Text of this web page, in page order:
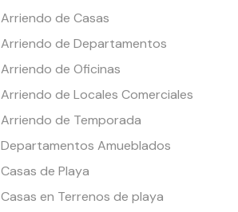
Arriendo de Casas
Arriendo de Departamentos
Arriendo de Oficinas
Arriendo de Locales Comerciales
Arriendo de Temporada
Departamentos Amueblados
Casas de Playa
Casas en Terrenos de playa